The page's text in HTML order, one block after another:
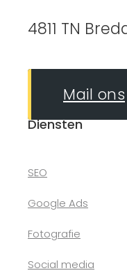
4811 TN
Mail ons
Diensten
SEO
Google Ads
Fotografie
Social media